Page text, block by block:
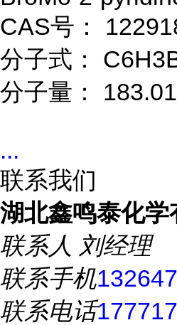
CAS号：
分子式：
分子量： 183.01
...
联系我们
湖北鑫鸣泰化学
联系人 刘经理
联系手机
联系电话